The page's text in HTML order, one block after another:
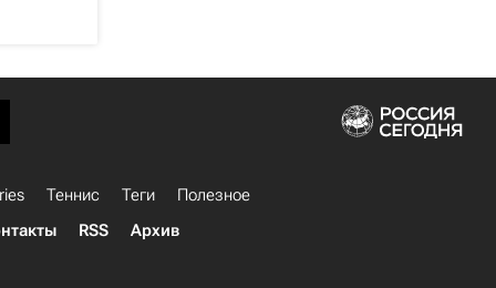
Теннис Теги
Полезное
RSS Архив